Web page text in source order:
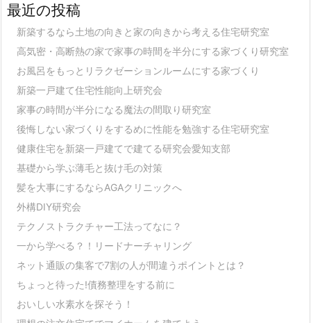
最近の投稿
新築するなら土地の向きと家の向きから考える住宅研究室
高気密・高断熱の家で家事の時間を半分にする家づくり研究室
お風呂をもっとリラクゼーションルームにする家づくり
新築一戸建て住宅性能向上研究会
家事の時間が半分になる魔法の間取り研究室
後悔しない家づくりをするめに性能を勉強する住宅研究室
健康住宅を新築一戸建てで建てる研究会愛知支部
基礎から学ぶ薄毛と抜け毛の対策
髪を大事にするならAGAクリニックへ
外構DIY研究会
テクノストラクチャー工法ってなに？
一から学べる？！リードナーチャリング
ネット通販の集客で7割の人が間違うポイントとは？
ちょっと待った!債務整理をする前に
おいしい水素水を探そう！